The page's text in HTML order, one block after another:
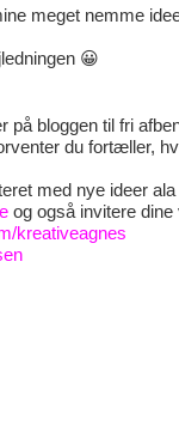
meget nemme
😀
på bloggen til fri
du fortæller,
med nye ideer
og også invitere dine
kreativeagnes